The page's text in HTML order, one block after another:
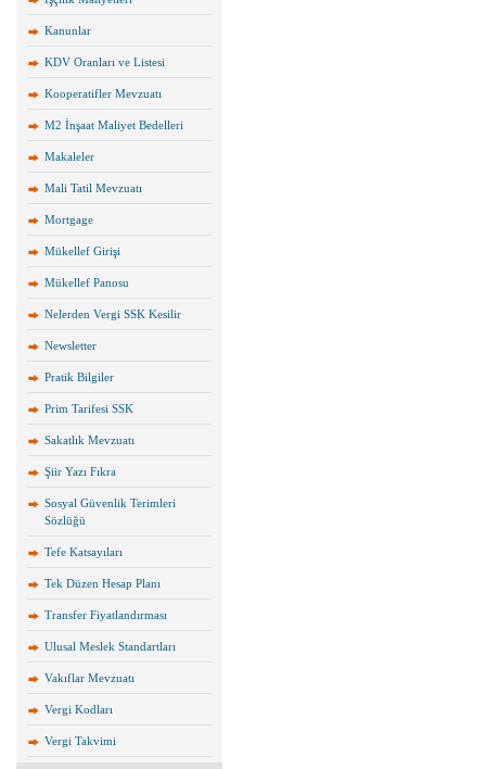
Kanunlar
KDV Oranları ve Listesi
Kooperatifler Mevzuatı
M2 İnşaat Maliyet Bedelleri
Makaleler
Mali Tatil Mevzuatı
Mortgage
Mükellef Girişi
Mükellef Panosu
Nelerden Vergi SSK Kesilir
Newsletter
Pratik Bilgiler
Prim Tarifesi SSK
Sakatlık Mevzuatı
Şiir Yazı Fıkra
Sosyal Güvenlik Terimleri
Sözlüğü
Tefe Katsayıları
Tek Düzen Hesap Planı
Transfer Fiyatlandırması
Ulusal Meslek Standartları
Vakıflar Mevzuatı
Vergi Kodları
Vergi Takvimi